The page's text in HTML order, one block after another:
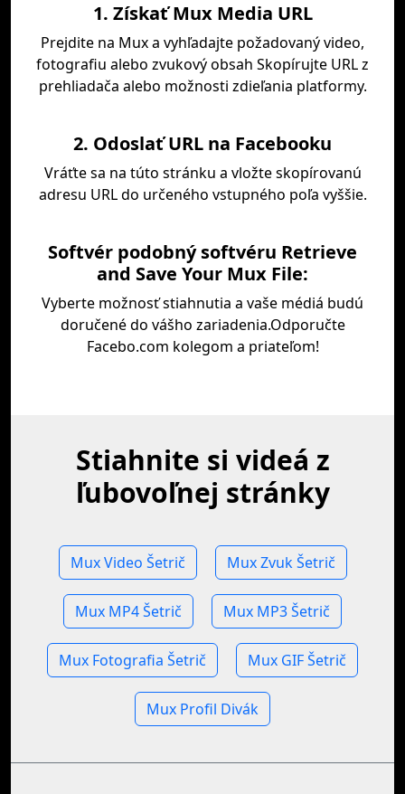
1. Získať Mux Media URL
Prejdite na Mux a vyhľadajte požadovaný video,
fotografiu alebo zvukový obsah Skopírujte URL z
prehliadača alebo možnosti zdieľania platformy.
2. Odoslať URL na Facebooku
Vráťte sa na túto stránku a vložte skopírovanú
adresu URL do určeného vstupného poľa vyššie.
Softvér podobný softvéru Retrieve
and Save Your Mux File:
Vyberte možnosť stiahnutia a vaše médiá budú
doručené do vášho zariadenia.Odporučte
Facebo.com kolegom a priateľom!
Stiahnite si videá z
ľubovoľnej stránky
Mux Video Šetrič Mux Zvuk Šetrič
Mux MP4 Šetrič Mux MP3 Šetrič
Mux Fotografia Šetrič Mux GIF Šetrič
Mux Profil Divák